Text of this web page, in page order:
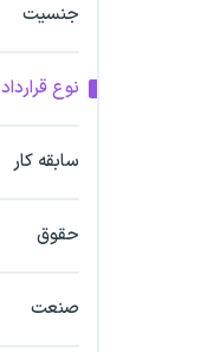
اراک
اردبیل
بجنورد
جنسیت
نوع قرارداد
سابقه کار
حقوق
صنعت